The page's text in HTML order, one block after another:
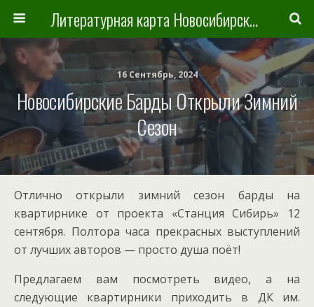
Литературная карта Новосибирска и Новосибирской области
16 Сентябрь, 2024
Новосибирские Барды Открыли Зимний
Сезон
Отлично открыли зимний сезон барды на
квартирнике от проекта «Станция Сибирь» 12
сентября. Полтора часа прекрасных выступлений
от лучших авторов — просто душа поёт!
Предлагаем вам посмотреть видео, а на
следующие квартирники приходить в ДК им.